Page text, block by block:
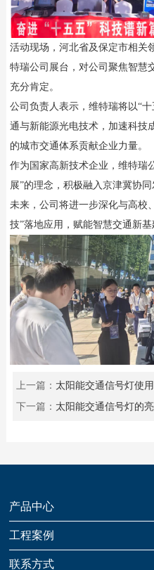
活动现场，河北省及保定市相关
特瑞公司展台，对公司聚焦智慧
充分肯定。
公司负责人表示，维特瑞将以“
通与新能源光电技术，加速科技
的城市交通体系贡献企业力量。
作为国家高新技术企业，维特瑞
展”的理念，积极融入京津冀协同
未来，公司将进一步深化与高校
技”落地应用，赋能智慧交通新
上一篇： 太阳能交通信号灯使
下一篇： 太阳能交通信号灯的
产品中心
工程案例
联系方式